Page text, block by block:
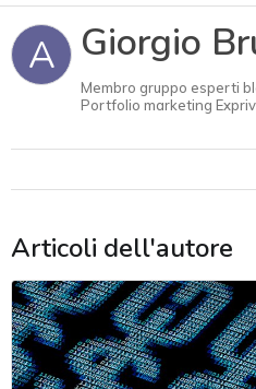
A Giorgio
Membro gruppo esperti
Portfolio marketing
Articoli dell'autore